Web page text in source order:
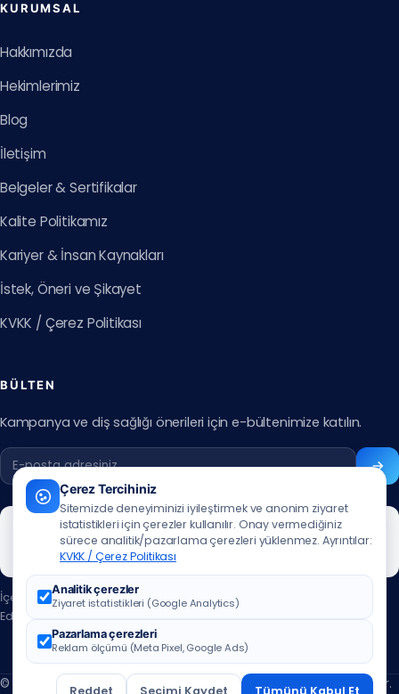
KURUMSAL
Hakkımızda
Hekimlerimiz
Blog
İletişim
Belgeler & Sertifikalar
Kalite Politikamız
Kariyer & İnsan Kaynakları
İstek, Öneri ve Şikayet
KVKK / Çerez Politikası
BÜLTEN
Kampanya ve diş sağlığı önerileri için e-bültenimize katılın.
İçerik güncelleme tarihi:07.07.2026
Editör:
© 2026 ÖzbuDent Ağız ve Diş Sağlığı Merkezleri. Tüm hakları saklıdır.
Çerez Tercihiniz
Sitemizde deneyiminizi iyileştirmek ve anonim ziyaret
istatistikleri için çerezler kullanılır. Onay vermediğiniz
sürece analitik/pazarlama çerezleri yüklenmez. Ayrıntılar:
KVKK / Çerez Politikası
Analitik çerezler
Ziyaret istatistikleri (Google Analytics)
Pazarlama çerezleri
Reklam ölçümü (Meta Pixel, Google Ads)
Reddet Seçimi Kaydet Tümünü Kabul Et